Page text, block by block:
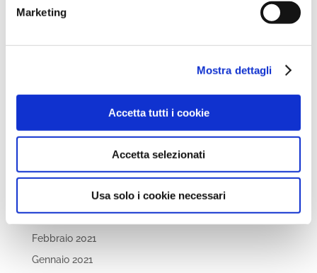
Marketing
Mostra dettagli
Accetta tutti i cookie
Accetta selezionati
Usa solo i cookie necessari
Febbraio 2022
Settembre 2021
Maggio 2021
Marzo 2021
Febbraio 2021
Gennaio 2021